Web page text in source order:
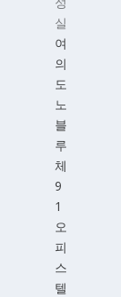
실
여
의
도
노
블
루
체
9
1
오
피
스
텔